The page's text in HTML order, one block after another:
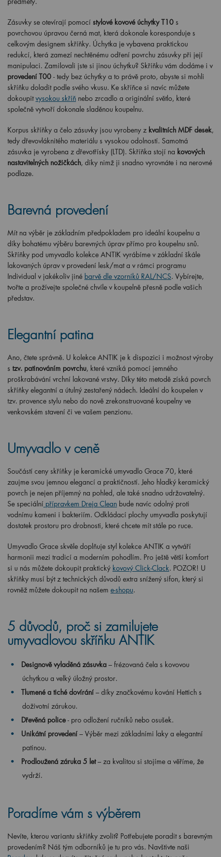
Zásuvky se otevírají pomocí stylové kovové úchytky T10 s
povrchovou úpravou černá mat, která dokonale koresponduje s
celkovým designem skříňky. Úchytka je vybavena praktickou
redukcí, která zamezí nechtěnému odření povrchu zásuvky při její
manipulaci. Zamilovali jste si jinou úchytku? Skříňku vám dodáme i v
provedení T00 - tedy bez úchytky a to právě proto, abyste si mohli
skříňku doladit podle svého vkusu. Ke skříňce si navíc můžete
dokoupitvysokou skříň nebo zrcadlo a originální světlo, které
společně vytvoří dokonale sladěnou koupelnu.
Korpus skříňky a čelo zásuvky jsou vyrobeny z kvalitních MDF desek,
tedy dřevovláknitého materiálu s vysokou odolností. Samotná
zásuvka je vyrobena z dřevotřísky (LTD). Skříňka stojí na kovových
nastavitelných nožičkách, díky nimž ji snadno vyrovnáte i na nerovné
podlaze.
Barevná provedení
Mít na výběr je základním předpokladem pro ideální koupelnu a
díky bohatému výběru barevných úprav přímo pro koupelnu snů.
Skříňky pod umyvadlo kolekce ANTIK vyrábíme v základní škále
lakovaných úprav v provedení lesk/mat a v rámci programu
Individual v jakékoliv jiné barvě dle vzorníků RAL/NCS. Vybírejte,
tvořte a prožívejte společné chvíle v koupelně přesně podle vašich
představ.
Elegantní patina
Ano, čtete správně. U kolekce ANTIK je k dispozici i možnost výroby
s tzv. patinováním povrchu, které vzniká pomocí jemného
proškrabávání vrchní lakované vrstvy. Díky této metodě získá povrch
skříňky elegantní a útulný zestařený nádech. Ideální do koupelen v
tzv. provence stylu nebo do nově zrekonstruované koupelny ve
venkovském stavení či ve vašem penzionu.
Umyvadlo v ceně
Součástí ceny skříňky je keramické umyvadlo Grace 70, které
zaujme svou jemnou elegancí a praktičností. Jeho hladký keramický
povrch je nejen příjemný na pohled, ale také snadno udržovatelný.
Se speciální přípravkem Dreja Clean bude navíc odolný proti
vodnímu kameni i bakteriím. Odkládací plochy umyvadla poskytují
dostatek prostoru pro drobnosti, které chcete mít stále po ruce.
Umyvadlo Grace skvěle doplňuje styl kolekce ANTIK a vytváří
harmonii mezi tradicí a moderním pohodlím. Pro ještě větší komfort
si u nás můžete dokoupit praktický kovový Click-Clack. POZOR! U
skříňky musí být z technických důvodů extra snížený sifon, který si
rovněž můžete dokoupit na našem e-shopu.
5 důvodů, proč si zamilujete
umyvadlovou skříňku ANTIK
Designově vyladěná zásuvka – frézovaná čela s kovovou
úchytkou a velký úložný prostor.
Tlumené a tiché dovírání – díky značkovému kování Hettich s
doživotní zárukou.
Dřevěná police- pro odložení ručníků nebo osušek.
Unikátní provedení – Výběr mezi základními laky a elegantní
patinou.
Prodloužená záruka 5 let– za kvalitou si stojíme a věříme, že
vydrží.
Poradíme vám s výběrem
Nevíte, kterou variantu skříňky zvolit? Potřebujete poradit s barevným
provedením? Náš tým odborníků je tu pro vás. Navštivte naši